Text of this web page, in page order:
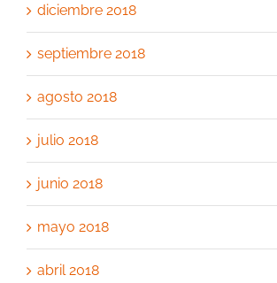
diciembre 2018
septiembre 2018
agosto 2018
julio 2018
junio 2018
mayo 2018
abril 2018